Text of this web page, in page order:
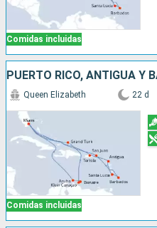
Comidas incluidas
Comidas incluidas
Queen Elizabeth 22 d